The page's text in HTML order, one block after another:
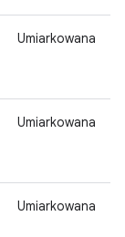
Umiarkowana
Umiarkowana
Umiarkowana